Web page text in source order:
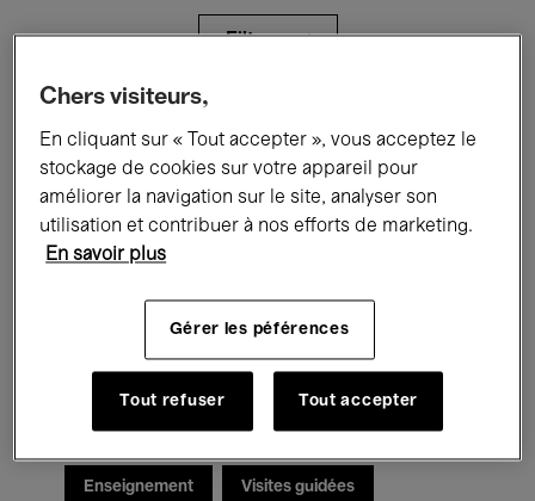
Filtres
Expositions Films Performances
Rencontres & Débats Jazz
Musique électronique
Pour tous Kids’ Palace
Enseignement Visites guidées
Chers visiteurs,
En cliquant sur « Tout accepter », vous acceptez le
stockage de cookies sur votre appareil pour
améliorer la navigation sur le site, analyser son
utilisation et contribuer à nos efforts de marketing.
En savoir plus
Gérer les péférences
Tout refuser Tout accepter